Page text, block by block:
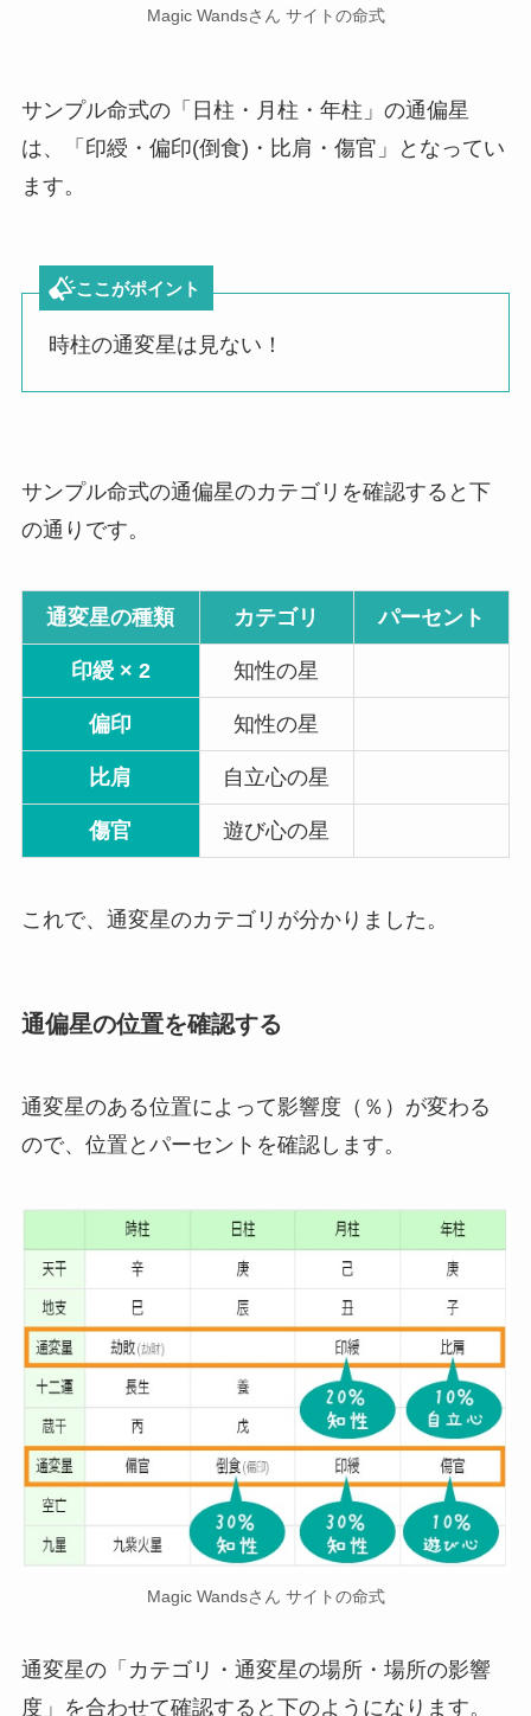
Magic Wandsさん サイトの命式
サンプル命式の「日柱・月柱・年柱」の通偏星
は、「印綬・偏印(倒食)・比肩・傷官」となってい
ます。
ここがポイント
時柱の通変星は見ない！
サンプル命式の通偏星のカテゴリを確認すると下
の通りです。
通変星の種類 カテゴリ パーセント
印綬 × 2 知性の星
偏印 知性の星
比肩 自立心の星
傷官 遊び心の星
これで、通変星のカテゴリが分かりました。
通偏星の位置を確認する
通変星のある位置によって影響度（％）が変わる
ので、位置とパーセントを確認します。
Magic Wandsさん サイトの命式
通変星の「カテゴリ・通変星の場所・場所の影響
度」を合わせて確認すると下のようになります。